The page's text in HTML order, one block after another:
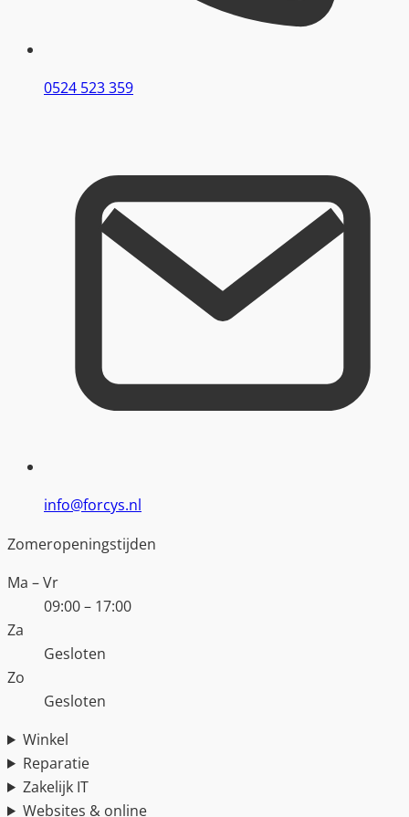
0524 523 359
info@forcys.nl
Zomeropeningstijden
Ma – Vr
09:00 – 17:00
Za
Gesloten
Zo
Gesloten
Winkel
Reparatie
Zakelijk IT
Websites & online